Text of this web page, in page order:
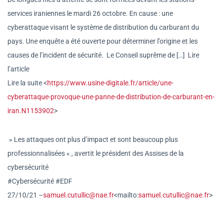
services iraniennes le mardi 26 octobre. En cause : une
cyberattaque visant le système de distribution du carburant du
pays. Une enquête a été ouverte pour déterminer l’origine et les
causes de l’incident de sécurité. Le Conseil suprême de […] Lire
l’article
Lire la suite <https://www.usine-digitale.fr/article/une-
cyberattaque-provoque-une-panne-de-distribution-de-carburant-en-
iran.N1153902>
» Les attaques ont plus d’impact et sont beaucoup plus
professionnalisées « , avertit le président des Assises de la
cybersécurité
#Cybersécurité #EDF
27/10/21 –samuel.cutullic@nae.fr<mailto:samuel.cutullic@nae.fr>